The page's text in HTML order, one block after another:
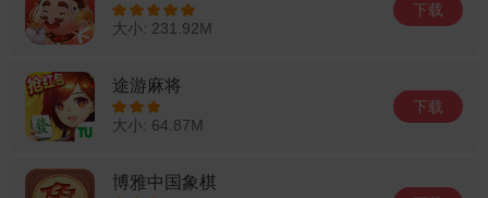
大小: 231.92M
下载
途游麻将
大小: 64.87M
下载
博雅中国象棋